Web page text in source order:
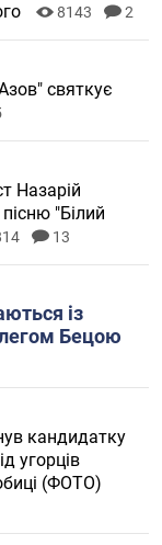
8143 2
святкує
Назарій
"Білий
13
із
Бецою
кандидатку
угорців
(ФОТО)